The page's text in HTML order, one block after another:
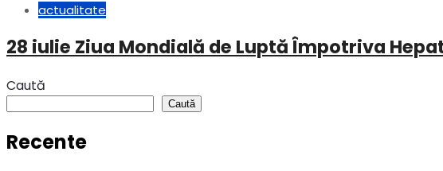
actualitate
28 iulie Ziua Mondială de Luptă Împotriva
Caută
Caută
Recente